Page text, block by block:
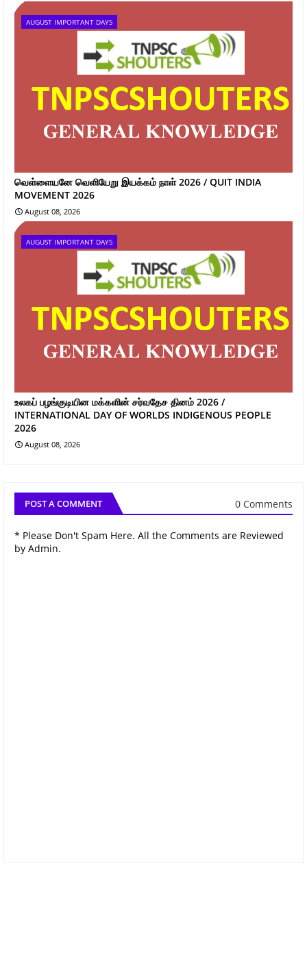
AUGUST IMPORTANT DAYS
வெள்ளையனே வெளியேறு இயக்கம் நாள் 2026 / QUIT INDIA
MOVEMENT 2026
August 08, 2026
AUGUST IMPORTANT DAYS
உலகப் பழங்குடியின மக்களின் சர்வதேச தினம் 2026 /
INTERNATIONAL DAY OF WORLDS INDIGENOUS PEOPLE
2026
August 08, 2026
POST A COMMENT 0 Comments
* Please Don't Spam Here. All the Comments are Reviewed
by Admin.